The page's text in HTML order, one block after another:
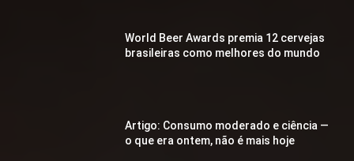
World Beer Awards premia 12 cervejas
brasileiras como melhores do mundo
Artigo: Consumo moderado e ciência —
o que era ontem, não é mais hoje